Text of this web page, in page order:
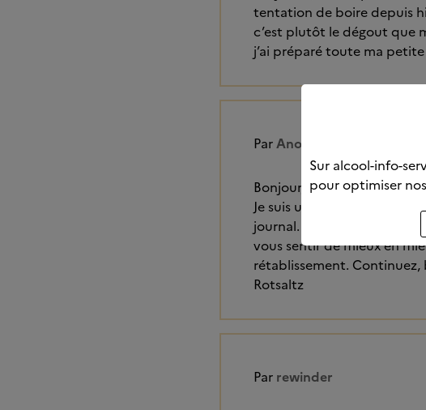
tentation de boire depuis
c’est plutôt le dégout que
j’ai préparé toute ma
ParAnonyme
Bonjour,
Je suis une femme
journal. Ce que vous avez
vous sentir de mieux en
rétablissement. Continuez,
Rotsaltz
Par rewinder
Sur alcool-info-
pour optimiser